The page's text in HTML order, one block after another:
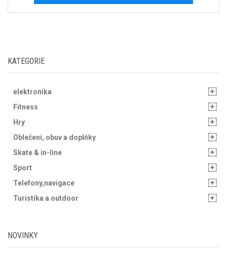
KATEGORIE
elektronika
Fitness
Hry
Oblečení, obuv a doplňky
Skate & in-line
Sport
Telefony,navigace
Turistika a outdoor
NOVINKY